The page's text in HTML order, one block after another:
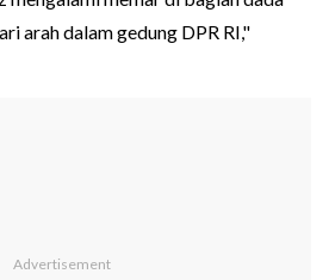
arah dalam gedung DPR RI,"